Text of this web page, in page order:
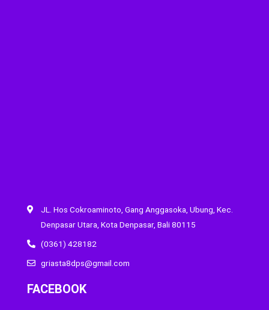
JL. Hos Cokroaminoto, Gang Anggasoka, Ubung, Kec.
Denpasar Utara, Kota Denpasar, Bali 80115
(0361) 428182
griasta8dps@gmail.com
FACEBOOK